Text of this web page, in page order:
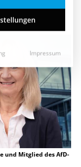
und Mitglied des AfD-